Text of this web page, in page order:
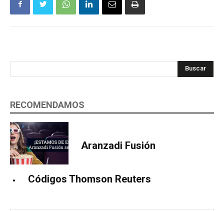
Buscar
RECOMENDAMOS
Aranzadi Fusión
Códigos Thomson Reuters